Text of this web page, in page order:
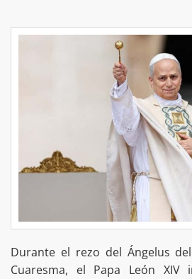
Durante el rezo del Ángelus
Cuaresma, el Papa León